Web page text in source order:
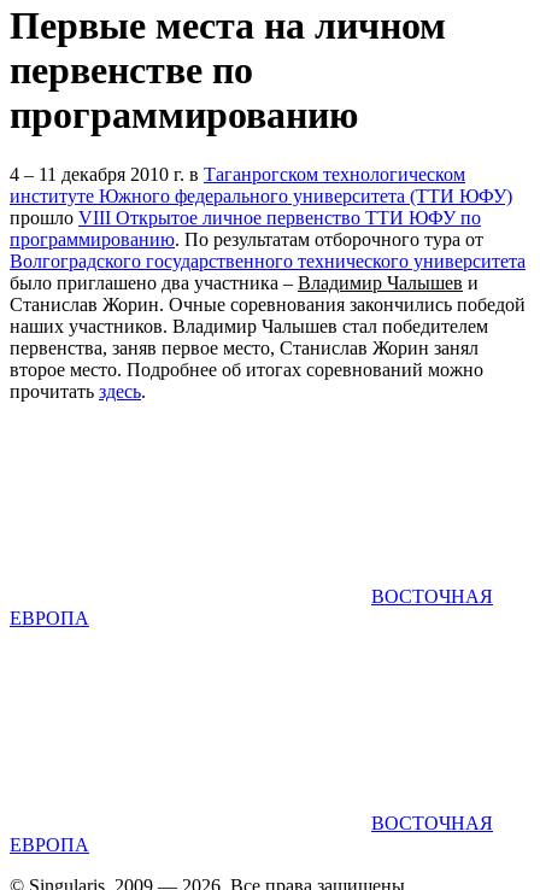
Первые места на личном
первенстве по
программированию
4 – 11 декабря 2010 г. в Таганрогском технологическом
институте Южного федерального университета (ТТИ ЮФУ)
прошло VIII Открытое личное первенство ТТИ ЮФУ по
программированию. По результатам отборочного тура от
Волгоградского государственного технического университета
было приглашено два участника – Владимир Чалышев и
Станислав Жорин. Очные соревнования закончились победой
наших участников. Владимир Чалышев стал победителем
первенства, заняв первое место, Станислав Жорин занял
второе место. Подробнее об итогах соревнований можно
прочитать здесь.
ВОСТОЧНАЯ
ЕВРОПА
ВОСТОЧНАЯ
ЕВРОПА
© Singularis, 2009 — 2026. Все права защищены.